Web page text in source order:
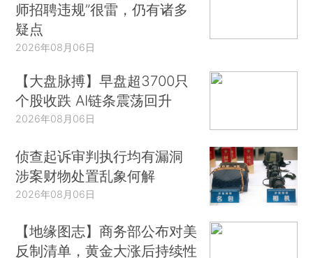
师招聘违规”很雷，仍有诸多
疑点
2026年08月06日
【大盘脉搏】早盘超3700只
个股收跌 AI链条震荡回升
2026年08月06日
侦查起诉审判执行均有漏洞
涉案财物处置乱象何解
2026年08月06日
【地缘图志】商务部公布对美
反制清单，黄金大涨后持续性